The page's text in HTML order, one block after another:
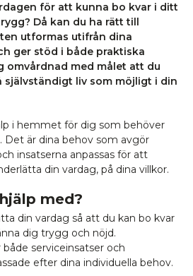
för att kunna bo kvar i ditt
Då kan du ha rätt till
utformas utifrån dina
ger stöd i både praktiska
omvårdnad med målet att du
självständigt liv som möjligt i din
i hemmet för dig som behöver
Det är dina behov som avgör
insatserna anpassas för att
din vardag, på dina villkor.
med?
din vardag så att du kan bo kvar
dig trygg och nöjd.
serviceinsatser och
efter dina individuella behov.